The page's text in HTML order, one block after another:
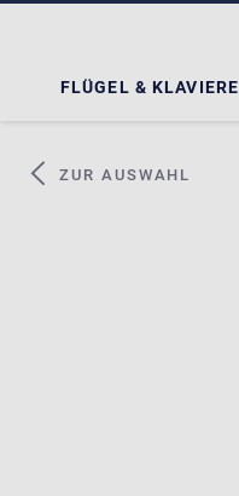
FLÜGEL & KLAVIERE
ZUR AUSWAHL